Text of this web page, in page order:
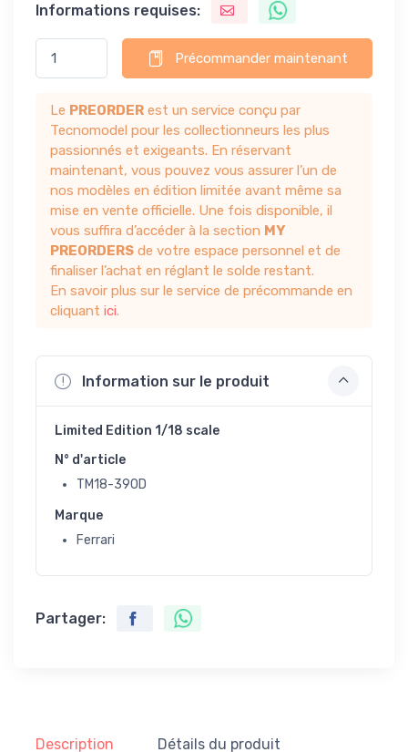
Informations requises:
Précommander maintenant
Le PREORDER est un service conçu par
Tecnomodel pour les collectionneurs les plus
passionnés et exigeants. En réservant
maintenant, vous pouvez vous assurer l’un de
nos modèles en édition limitée avant même sa
mise en vente officielle. Une fois disponible, il
vous suffira d’accéder à la section MY
PREORDERS de votre espace personnel et de
finaliser l’achat en réglant le solde restant.
En savoir plus sur le service de précommande en
cliquant ici.
Information sur le produit
Limited Edition 1/18 scale
N° d'article
TM18-390D
Marque
Ferrari
Partager:
Description Détails du produit